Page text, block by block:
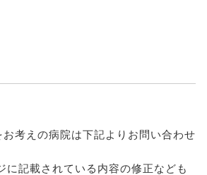
考えの病院は下記よりお問い合わせ
記載されている内容の修正なども